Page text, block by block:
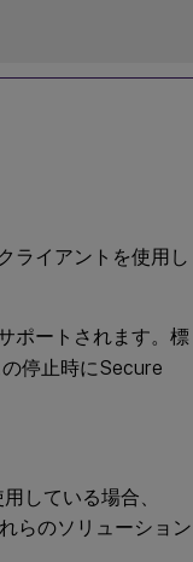
ライアントを使用し
ポートされます。標
停止時にSecure
している場合、
らのソリューション